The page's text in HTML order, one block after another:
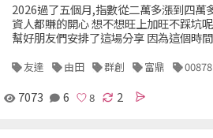
2026過了五個月,指數從二萬多漲到四萬
資人都賺的開心 想不想旺上加旺不踩坑
幫好朋友們安排了這場分享 因為這個時
友達 由田 群創 富鼎 00878
7073 6 2